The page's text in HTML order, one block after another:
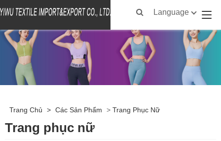
Language
Trang Chủ > Các Sản Phẩm > Trang Phục Nữ
Trang phục nữ